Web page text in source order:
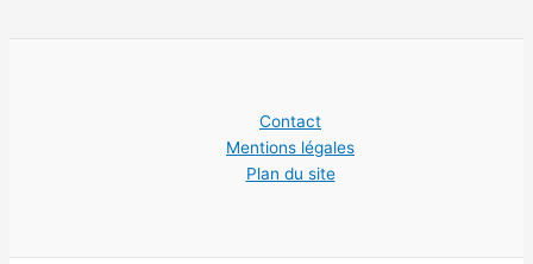
Contact
Mentions légales
Plan du site